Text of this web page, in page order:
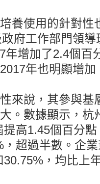
養使用的針對性
府工作部門領
年增加了2.4個百
年也明顯增加
來說，其參與
。數據顯示，杭
高1.45個百分
超過半數。企
30.75%，均比上